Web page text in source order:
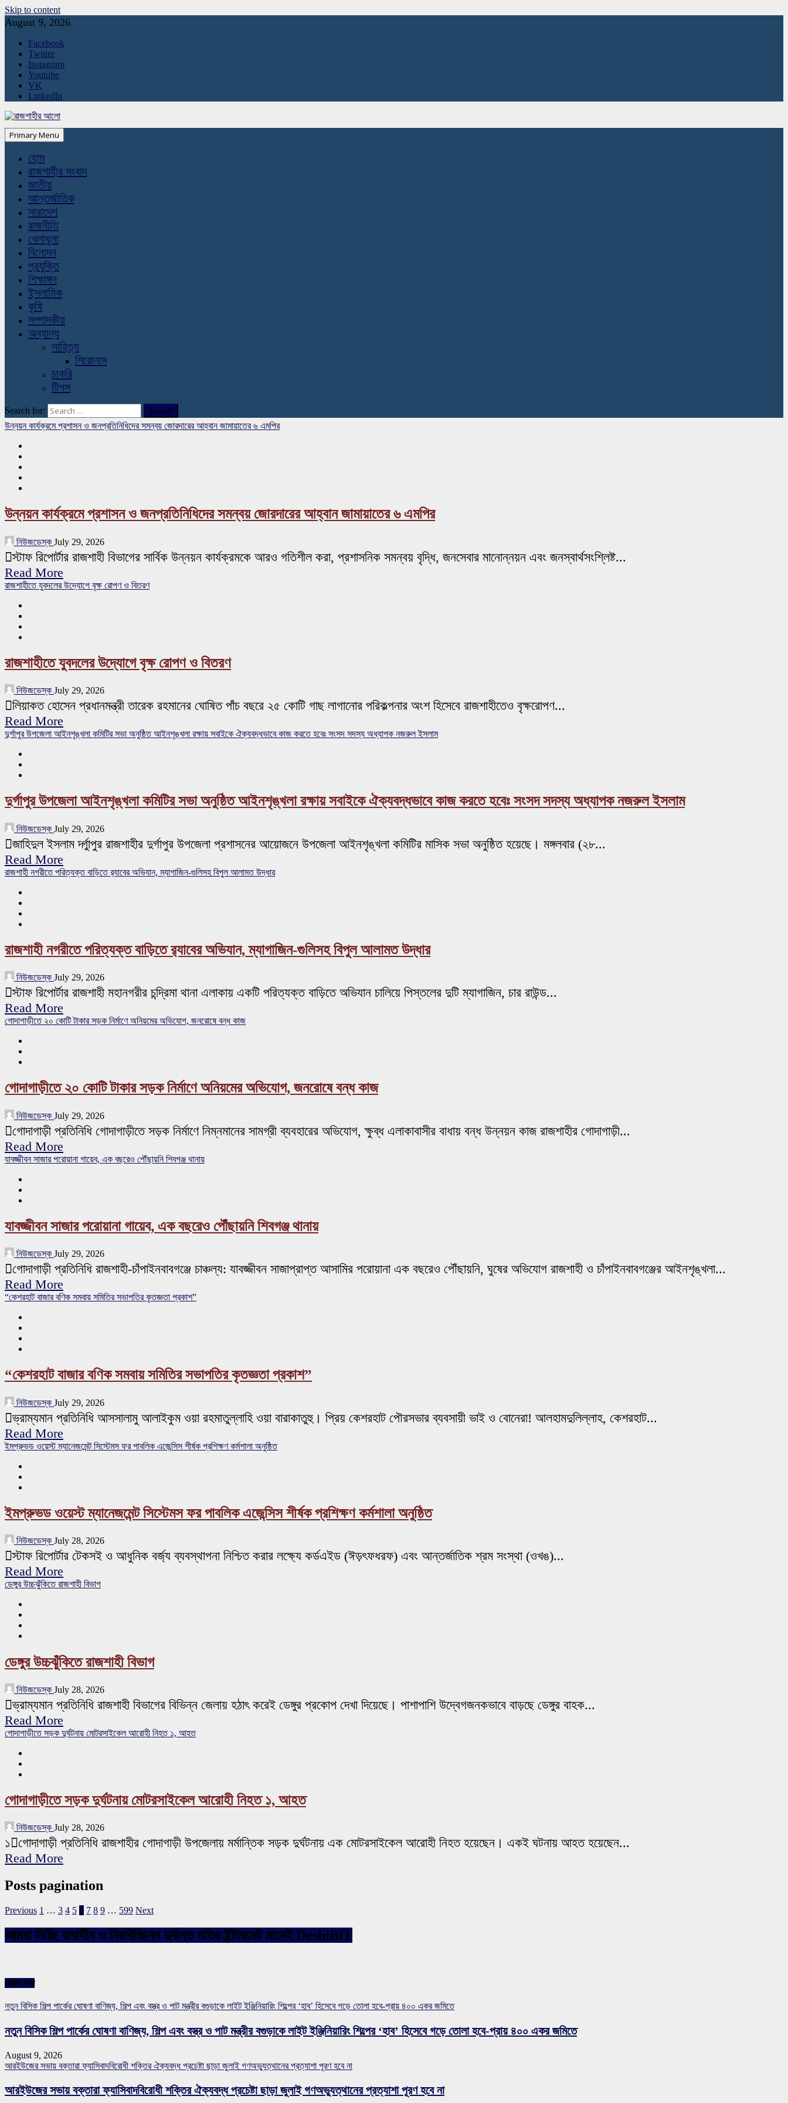
Skip to content
August 9, 2026
Facebook
Twitter
Instagram
Youtube
VK
LinkedIn
Primary Menu
হোম
রাজশাহীর সংবাদ
জাতীয়
আন্তর্জাতিক
সারাদেশ
রাজনীতি
খেলাধুলা
বিনোদন
প্রযুক্তি
শিক্ষাঙ্গন
ইসলামিক
কৃষি
সম্পাদকীয়
অন্যান্য
সাহিত্য
শিরোনাম
চাকরি
টিপস
Search for:
উন্নয়ন কার্যক্রমে প্রশাসন ও জনপ্রতিনিধিদের সমন্বয় জোরদারের আহ্বান জামায়াতের ৬ এমপির
উন্নয়ন কার্যক্রমে প্রশাসন ও জনপ্রতিনিধিদের সমন্বয় জোরদারের আহ্বান জামায়াতের ৬ এমপির
নিউজডেস্ক July 29, 2026
স্টাফ রিপোর্টার রাজশাহী বিভাগের সার্বিক উন্নয়ন কার্যক্রমকে আরও গতিশীল করা, প্রশাসনিক সমন্বয় বৃদ্ধি, জনসেবার মানোন্নয়ন এবং জনস্বার্থসংশ্লিষ্ট...
Read More
রাজশাহীতে যুবদলের উদ্যোগে বৃক্ষ রোপণ ও বিতরণ
রাজশাহীতে যুবদলের উদ্যোগে বৃক্ষ রোপণ ও বিতরণ
নিউজডেস্ক July 29, 2026
লিয়াকত হোসেন প্রধানমন্ত্রী তারেক রহমানের ঘোষিত পাঁচ বছরে ২৫ কোটি গাছ লাগানোর পরিকল্পনার অংশ হিসেবে রাজশাহীতেও বৃক্ষরোপণ...
Read More
দুর্গাপুর উপজেলা আইনশৃঙ্খলা কমিটির সভা অনুষ্ঠিত আইনশৃঙ্খলা রক্ষায় সবাইকে ঐক্যবদ্ধভাবে কাজ করতে হবেঃ সংসদ সদস্য অধ্যাপক নজরুল ইসলাম
দুর্গাপুর উপজেলা আইনশৃঙ্খলা কমিটির সভা অনুষ্ঠিত আইনশৃঙ্খলা রক্ষায় সবাইকে ঐক্যবদ্ধভাবে কাজ করতে হবেঃ সংসদ সদস্য অধ্যাপক নজরুল ইসলাম
নিউজডেস্ক July 29, 2026
জাহিদুল ইসলাম র্দ্গুাপুর রাজশাহীর দুর্গাপুর উপজেলা প্রশাসনের আয়োজনে উপজেলা আইনশৃঙ্খলা কমিটির মাসিক সভা অনুষ্ঠিত হয়েছে। মঙ্গলবার (২৮...
Read More
রাজশাহী নগরীতে পরিত্যক্ত বাড়িতে র‌্যাবের অভিযান, ম্যাগাজিন-গুলিসহ বিপুল আলামত উদ্ধার
রাজশাহী নগরীতে পরিত্যক্ত বাড়িতে র‌্যাবের অভিযান, ম্যাগাজিন-গুলিসহ বিপুল আলামত উদ্ধার
নিউজডেস্ক July 29, 2026
স্টাফ রিপোর্টার রাজশাহী মহানগরীর চন্দ্রিমা থানা এলাকায় একটি পরিত্যক্ত বাড়িতে অভিযান চালিয়ে পিস্তলের দুটি ম্যাগাজিন, চার রাউন্ড...
Read More
গোদাগাড়ীতে ২০ কোটি টাকার সড়ক নির্মাণে অনিয়মের অভিযোগ, জনরোষে বন্ধ কাজ
গোদাগাড়ীতে ২০ কোটি টাকার সড়ক নির্মাণে অনিয়মের অভিযোগ, জনরোষে বন্ধ কাজ
নিউজডেস্ক July 29, 2026
গোদাগাড়ী প্রতিনিধি গোদাগাড়ীতে সড়ক নির্মাণে নিম্নমানের সামগ্রী ব্যবহারের অভিযোগ, ক্ষুব্ধ এলাকাবাসীর বাধায় বন্ধ উন্নয়ন কাজ রাজশাহীর গোদাগাড়ী...
Read More
যাবজ্জীবন সাজার পরোয়ানা গায়েব, এক বছরেও পৌঁছায়নি শিবগঞ্জ থানায়
যাবজ্জীবন সাজার পরোয়ানা গায়েব, এক বছরেও পৌঁছায়নি শিবগঞ্জ থানায়
নিউজডেস্ক July 29, 2026
গোদাগাড়ী প্রতিনিধি রাজশাহী-চাঁপাইনবাবগঞ্জে চাঞ্চল্য: যাবজ্জীবন সাজাপ্রাপ্ত আসামির পরোয়ানা এক বছরেও পৌঁছায়নি, ঘুষের অভিযোগ রাজশাহী ও চাঁপাইনবাবগঞ্জের আইনশৃঙ্খলা...
Read More
“কেশরহাট বাজার বণিক সমবায় সমিতির সভাপতির কৃতজ্ঞতা প্রকাশ”
“কেশরহাট বাজার বণিক সমবায় সমিতির সভাপতির কৃতজ্ঞতা প্রকাশ”
নিউজডেস্ক July 29, 2026
ভ্রাম্যমান প্রতিনিধি আসসালামু আলাইকুম ওয়া রহমাতুল্লাহি ওয়া বারাকাতুহু। প্রিয় কেশরহাট পৌরসভার ব্যবসায়ী ভাই ও বোনেরা! আলহামদুলিল্লাহ, কেশরহাট...
Read More
ইমপ্রুভড ওয়েস্ট ম্যানেজমেন্ট সিস্টেমস ফর পাবলিক এজেন্সিস শীর্ষক প্রশিক্ষণ কর্মশালা অনুষ্ঠিত
ইমপ্রুভড ওয়েস্ট ম্যানেজমেন্ট সিস্টেমস ফর পাবলিক এজেন্সিস শীর্ষক প্রশিক্ষণ কর্মশালা অনুষ্ঠিত
নিউজডেস্ক July 28, 2026
স্টাফ রিপোর্টার টেকসই ও আধুনিক বর্জ্য ব্যবস্থাপনা নিশ্চিত করার লক্ষ্যে কর্ডএইড (ঈড়ৎফধরফ) এবং আন্তর্জাতিক শ্রম সংস্থা (ওখঙ)...
Read More
ডেঙ্গুর উচ্চঝুঁকিতে রাজশাহী বিভাগ
ডেঙ্গুর উচ্চঝুঁকিতে রাজশাহী বিভাগ
নিউজডেস্ক July 28, 2026
ভ্রাম্যমান প্রতিনিধি রাজশাহী বিভাগের বিভিন্ন জেলায় হঠাৎ করেই ডেঙ্গুর প্রকোপ দেখা দিয়েছে। পাশাপাশি উদ্বেগজনকভাবে বাড়ছে ডেঙ্গুর বাহক...
Read More
গোদাগাড়ীতে সড়ক দুর্ঘটনায় মোটরসাইকেল আরোহী নিহত ১, আহত
গোদাগাড়ীতে সড়ক দুর্ঘটনায় মোটরসাইকেল আরোহী নিহত ১, আহত
নিউজডেস্ক July 28, 2026
১গোদাগাড়ী প্রতিনিধি রাজশাহীর গোদাগাড়ী উপজেলায় মর্মান্তিক সড়ক দুর্ঘটনায় এক মোটরসাইকেল আরোহী নিহত হয়েছেন। একই ঘটনায় আহত হয়েছেন...
Read More
Posts pagination
Previous 1 … 3 4 5 6 7 8 9 … 599 Next
আমরা দিচ্ছি বাধাহীন ও নিরবিচ্ছিন্ন দুর্দান্ত গতির ইন্টারনেট মানেই DeshiBiT
আরও খবর
নতুন বিসিক শিল্প পার্কের ঘোষণা বাণিজ্য, শিল্প এবং বস্ত্র ও পাট মন্ত্রীর বগুড়াকে লাইট ইঞ্জিনিয়ারিং শিল্পের ‘হাব’ হিসেবে গড়ে তোলা হবে-প্রায় ৪০০ একর জমিতে
নতুন বিসিক শিল্প পার্কের ঘোষণা বাণিজ্য, শিল্প এবং বস্ত্র ও পাট মন্ত্রীর বগুড়াকে লাইট ইঞ্জিনিয়ারিং শিল্পের ‘হাব’ হিসেবে গড়ে তোলা হবে-প্রায় ৪০০ একর জমিতে
August 9, 2026
আরইউজের সভায় বক্তারা ফ্যাসিবাদবিরোধী শক্তির ঐক্যবদ্ধ প্রচেষ্টা ছাড়া জুলাই গণঅভ্যুত্থানের প্রত্যাশা পূরণ হবে না
আরইউজের সভায় বক্তারা ফ্যাসিবাদবিরোধী শক্তির ঐক্যবদ্ধ প্রচেষ্টা ছাড়া জুলাই গণঅভ্যুত্থানের প্রত্যাশা পূরণ হবে না